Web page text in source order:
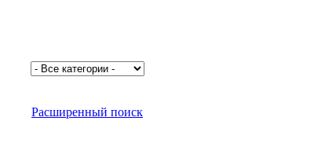
Расширенный поиск